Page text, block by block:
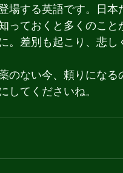
場する英語です。日
っておくと多くのこ
。差別も起こり、悲し
のない今、頼りにな
してくださいね。